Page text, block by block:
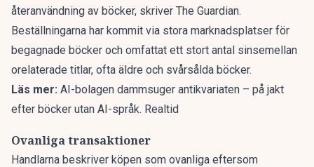
återanvändning av böcker, skriver The Guardian.
Beställningarna har kommit via stora marknadsplatser för
begagnade böcker och omfattat ett stort antal sinsemellan
orelaterade titlar, ofta äldre och svårsålda böcker.
Läs mer: AI-bolagen dammsuger antikvariaten – på jakt
efter böcker utan AI-språk. Realtid
Ovanliga transaktioner
Handlarna beskriver köpen som ovanliga eftersom